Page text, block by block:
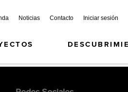
Noticias Contacto Iniciar sesión